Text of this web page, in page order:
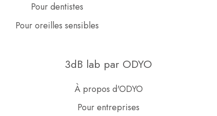
Pour dentistes
Pour oreilles sensibles
3dB lab par ODYO
À propos d'ODYO
Pour entreprises